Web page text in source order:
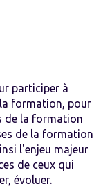
participer à
formation, pour
de la formation
de la formation
l'enjeu majeur
de ceux qui
évoluer.